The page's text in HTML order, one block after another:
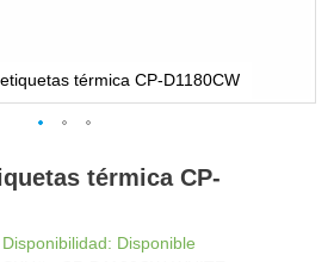
térmica CP-D1180CW
térmica CP-
Disponibilidad: Disponible